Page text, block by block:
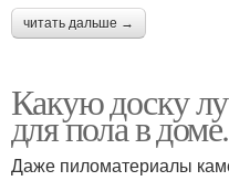
читать дальше →
Какую доску
для пола в
Даже пиломатериалы